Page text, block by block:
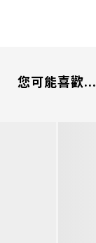
您可能喜歡...